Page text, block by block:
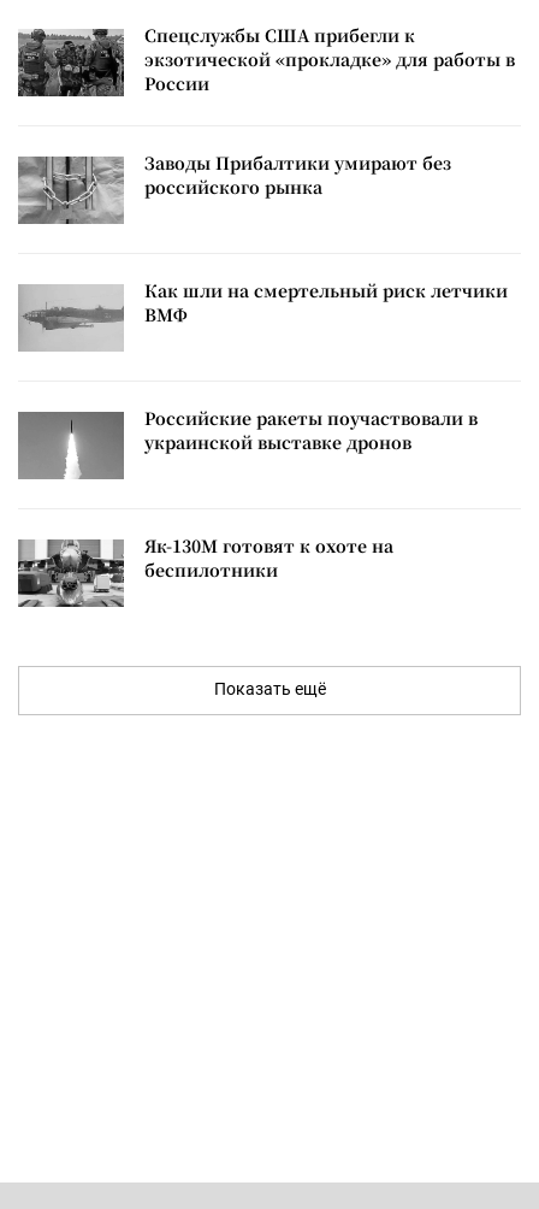
Спецслужбы США прибегли к
экзотической «прокладке» для работы в
России
Заводы Прибалтики умирают без
российского рынка
Как шли на смертельный риск летчики
ВМФ
Российские ракеты поучаствовали в
украинской выставке дронов
Як-130М готовят к охоте на
беспилотники
Показать ещё